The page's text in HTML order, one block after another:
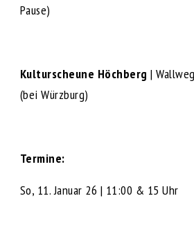
Pause)
Kulturscheune Höchberg |
(bei Würzburg)
Termine:
So, 11. Januar 26 | 11:00 & 15 Uhr